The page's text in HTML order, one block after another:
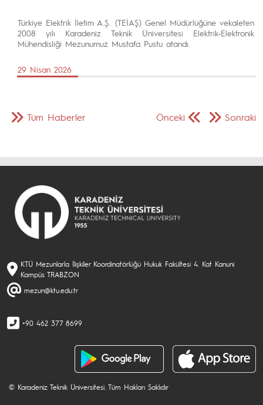
Türkiye Elektrik İletim A.Ş. (TEİAŞ) Genel Müdürlüğüne vekaleten
2008 yılı Karadeniz Teknik Üniversitesi Elektrik-Elektronik
Mühendisliği Mezunumuz Mustafa Pustu atandı.
29 Nisan 2026
Önceki Sonraki
Tüm Haberler
KTÜ Mezunlarla İlişkiler Koordinatörlüğü Hukuk Fakültesi 4. Kat Kanuni
Kampüs TRABZON
mezun@ktu.edu.tr
+90 462 377 8699
© Karadeniz Teknik Üniversitesi. Tüm Hakları Saklıdır